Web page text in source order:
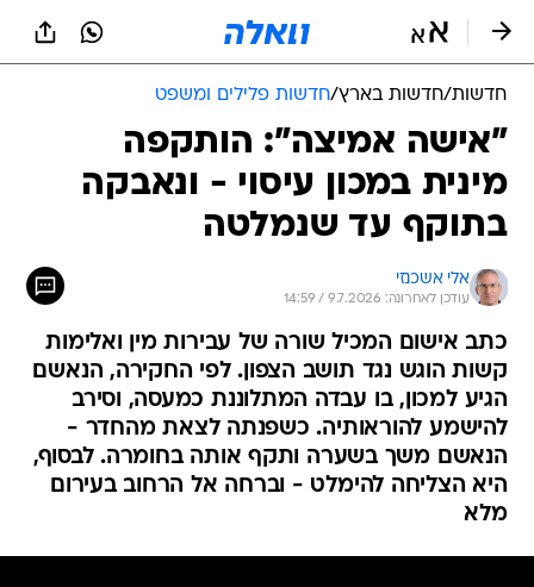
חדשות/חדשות בארץ/חדשות פלילים ומשפט
"אישה אמיצה": הותקפה
מינית במכון עיסוי - ונאבקה
בתוקף עד שנמלטה
אלי אשכנזי
עודכן לאחרונה: 9.7.2026 / 14:59
כתב אישום המכיל שורה של עבירות מין ואלימות
קשות הוגש נגד תושב הצפון. לפי החקירה, הנאשם
הגיע למכון, בו עבדה המתלוננת כמעסה, וסירב
להישמע להוראותיה. כשפנתה לצאת מהחדר -
הנאשם משך בשערה ותקף אותה בחומרה. לבסוף,
היא הצליחה להימלט - וברחה אל הרחוב בעירום
מלא